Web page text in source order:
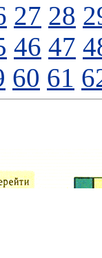
27 28
46 47
60 61